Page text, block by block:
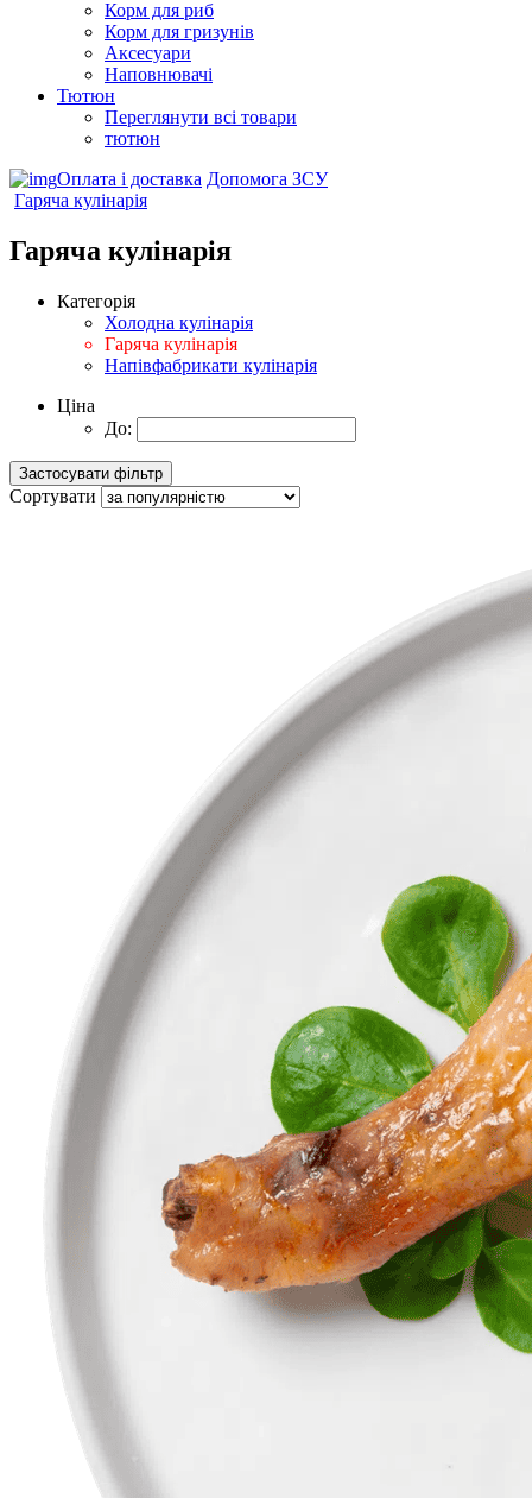
Корм для риб
Корм для гризунів
Аксесуари
Наповнювачі
Тютюн
Переглянути всі товари
тютюн
Оплата і доставка Допомога ЗСУ
Гаряча кулінарія
Гаряча кулінарія
Категорія
Холодна кулінарія
Гаряча кулінарія
Напівфабрикати кулінарія
Ціна
До:
Сортувати